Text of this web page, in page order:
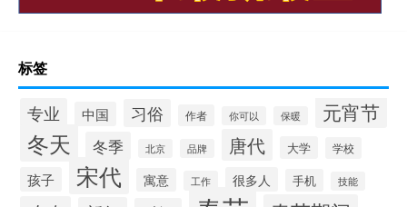
标签
专业 中国 习俗 作者 你可以 保暖 元宵节
冬天 冬季 北京 品牌 唐代 大学 学校
孩子 宋代 寓意 工作 很多人 手机 技能